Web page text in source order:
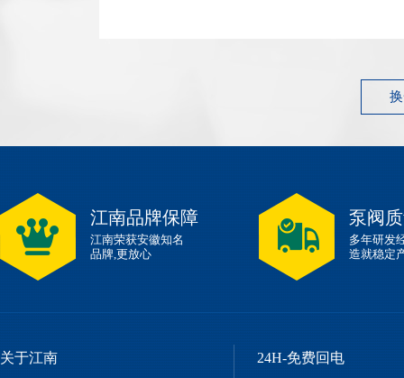
江南品牌保障
江南荣获安徽知名
品牌,更放心
泵阀
多年研发
造就稳定
关于江南 24H-免费回电